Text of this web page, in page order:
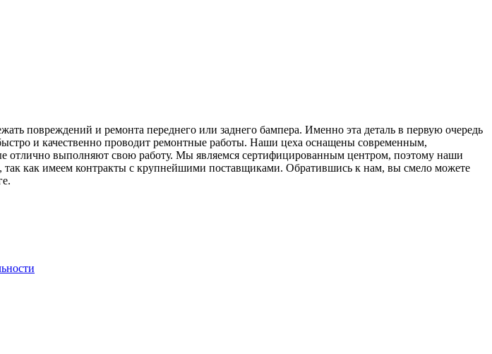
повреждений и ремонта переднего или заднего бампера. Именно эта деталь в первую очередь
и качественно проводит ремонтные работы. Наши цеха оснащены современным,
отлично выполняют свою работу. Мы являемся сертифицированным центром, поэтому наши
как имеем контракты с крупнейшими поставщиками. Обратившись к нам, вы смело можете